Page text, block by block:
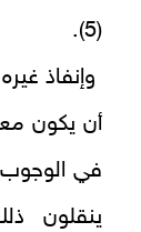
(5).
وإنفاذ
أن يكون
في الوجوب
ينقلون